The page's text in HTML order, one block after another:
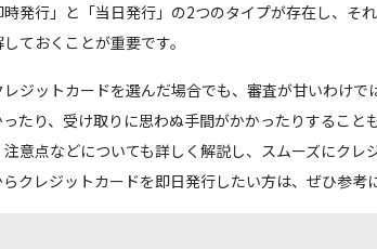
発行」と「当日発行」の2つのタイプが存在し、そ
ておくことが重要です。
ジットカードを選んだ場合でも、審査が甘いわけ
たり、受け取りに思わぬ手間がかかったりすること
意点などについても詳しく解説し、スムーズにクレ
クレジットカードを即日発行したい方は、ぜひ参考